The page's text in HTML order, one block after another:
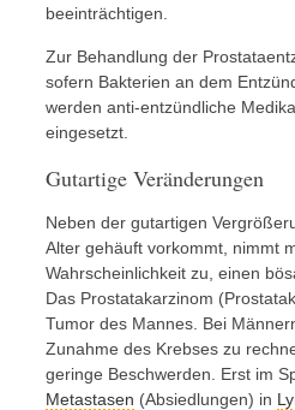
beeinträchtigen.
Zur Behandlung der
sofern Bakterien an dem
werden anti-entzündliche
eingesetzt.
Gutartige Veränderungen
Neben der gutartigen
Alter gehäuft vorkommt, nimmt
Wahrscheinlichkeit zu, einen
Das Prostatakarzinom
Tumor des Mannes. Bei
Zunahme des Krebses zu
geringe Beschwerden. Erst im
Metastasen (Absiedlungen) in